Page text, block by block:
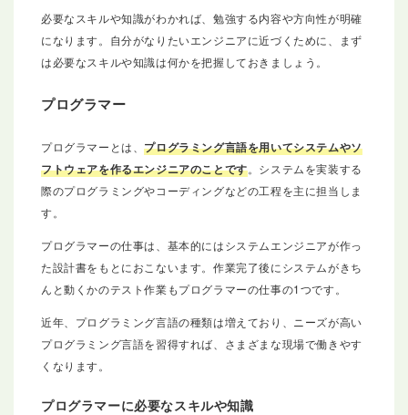
必要なスキルや知識がわかれば、勉強する内容や方向性が明確
になります。自分がなりたいエンジニアに近づくために、まず
は必要なスキルや知識は何かを把握しておきましょう。
プログラマー
プログラマーとは、プログラミング言語を用いてシステムやソ
フトウェアを作るエンジニアのことです。システムを実装する
際のプログラミングやコーディングなどの工程を主に担当しま
す。
プログラマーの仕事は、基本的にはシステムエンジニアが作っ
た設計書をもとにおこないます。作業完了後にシステムがきち
んと動くかのテスト作業もプログラマーの仕事の1つです。
近年、プログラミング言語の種類は増えており、ニーズが高い
プログラミング言語を習得すれば、さまざまな現場で働きやす
くなります。
プログラマーに必要なスキルや知識